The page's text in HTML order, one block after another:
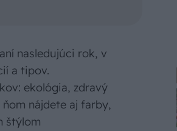
nasledujúci rok, v
a tipov.
ekológia, zdravý
nájdete aj farby,
štýlom